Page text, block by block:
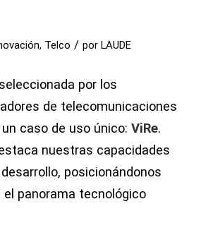
, Telco / por LAUDE
por los
de telecomunicaciones
caso de uso único: ViRe.
nuestras capacidades
posicionándonos
el panorama tecnológico